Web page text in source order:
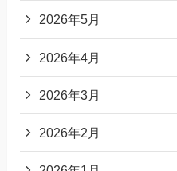
2026年5月
2026年4月
2026年3月
2026年2月